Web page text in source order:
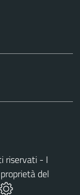
riservati - I
del